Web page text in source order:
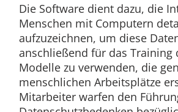
Die Software dient dazu, die
Menschen mit Computern
aufzuzeichnen, um diese
anschließend für das Training
Modelle zu verwenden, die
menschlichen Arbeitsplätze
Mitarbeiter warfen den